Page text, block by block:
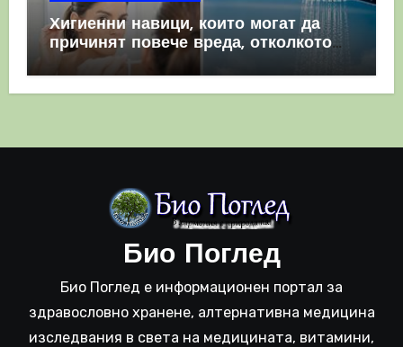
Хигиенни навици, които могат да
причинят повече вреда, отколкото
полза
Био Поглед
Био Поглед е информационен портал за
здравословно хранене, алтернативна медицина
изследвания в света на медицината, витамини,